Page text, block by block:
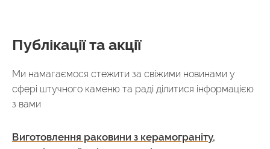
Публікації та акції
Ми намагаємося стежити за свіжими новинами у
сфері штучного каменю та раді ділитися інформацією
з вами
Виготовлення раковини з керамограніту,